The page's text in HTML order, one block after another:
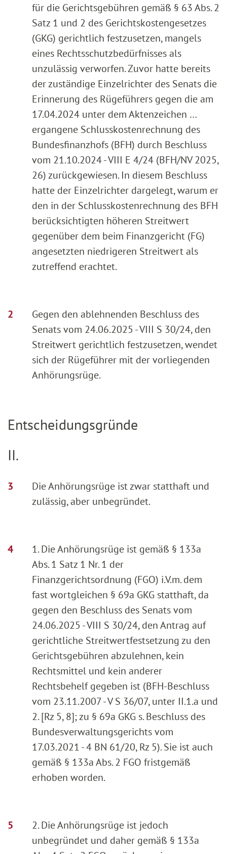
für die Gerichtsgebühren gemäß § 63 Abs. 2
Satz 1 und 2 des Gerichtskostengesetzes
(GKG) gerichtlich festzusetzen, mangels
eines Rechtsschutzbedürfnisses als
unzulässig verworfen. Zuvor hatte bereits
der zuständige Einzelrichter des Senats die
Erinnerung des Rügeführers gegen die am
17.04.2024 unter dem Aktenzeichen …
ergangene Schlusskostenrechnung des
Bundesfinanzhofs (BFH) durch Beschluss
vom 21.10.2024 - VIII E 4/24 (BFH/NV 2025,
26) zurückgewiesen. In diesem Beschluss
hatte der Einzelrichter dargelegt, warum er
den in der Schlusskostenrechnung des BFH
berücksichtigten höheren Streitwert
gegenüber dem beim Finanzgericht (FG)
angesetzten niedrigeren Streitwert als
zutreffend erachtet.
Gegen den ablehnenden Beschluss des
Senats vom 24.06.2025 - VIII S 30/24, den
Streitwert gerichtlich festzusetzen, wendet
sich der Rügeführer mit der vorliegenden
Anhörungsrüge.
Entscheidungsgründe
II.
Die Anhörungsrüge ist zwar statthaft und
zulässig, aber unbegründet.
1. Die Anhörungsrüge ist gemäß § 133a
Abs. 1 Satz 1 Nr. 1 der
Finanzgerichtsordnung (FGO) i.V.m. dem
fast wortgleichen § 69a GKG statthaft, da
gegen den Beschluss des Senats vom
24.06.2025 - VIII S 30/24, den Antrag auf
gerichtliche Streitwertfestsetzung zu den
Gerichtsgebühren abzulehnen, kein
Rechtsmittel und kein anderer
Rechtsbehelf gegeben ist (BFH-Beschluss
vom 23.11.2007 - V S 36/07, unter II.1.a und
2. [Rz 5, 8]; zu § 69a GKG s. Beschluss des
Bundesverwaltungsgerichts vom
17.03.2021 - 4 BN 61/20, Rz 5). Sie ist auch
gemäß § 133a Abs. 2 FGO fristgemäß
erhoben worden.
2. Die Anhörungsrüge ist jedoch
unbegründet und daher gemäß § 133a